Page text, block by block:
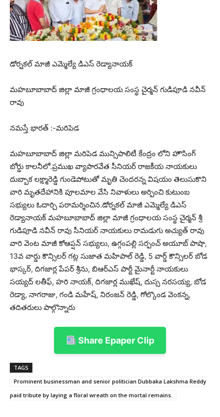
డోర్నకల్ మాజీ ఎమ్మెల్యే డిఎస్ రెడ్యానాయక్
మహబూబాబాద్ జిల్లా మాజీ గ్రంధాలయ సంస్థ చైర్మన్ గుడిపూడి నవీన్
రావు
నమస్తే భారత్ :-మరిపెడ
మహబూబాబాద్ జిల్లా మరిపెడ మున్సిపాలిటీ కేంద్రం లోని హౌసింగ్
బోర్డు కాలనీలో.ప్రముఖ వ్యాపారవేత సీనియర్ రాజకీయ నాయకులు
దుబ్బాక లక్ష్మారెడ్డి గుండెపోటుతో మృతి చెందరన్న విషయం తెలుసుకొని
వారి మృతదేహానికి పూలమాల వేసి నివాళులు అర్పించి కుటుంబ
సభ్యులు ఓదార్చి పరామర్శించిన.డోర్నకల్ మాజీ ఎమ్మెల్యే డిఎస్
రెడ్యానాయక్ మహబూబాబాద్ జిల్లా మాజీ గ్రంధాలయ సంస్థ చైర్మన్ శ్రీ
గుడిపూడి నవీన్ రావు సీనియర్ నాయకులు రామడుగు అచ్యుత్ రావు
వారి వెంట మాజీ కోఆప్షన్ సభ్యులు, ఉగ్గంపల్లి సర్పంచ్ అయూబ్ పాషా,
13వ వార్డు కౌన్సిలర్ గట్ల సుజాత మహిపాల్ రెడ్డి, 5 వార్డ్ కౌన్సిలర్ బోడ
భాస్కర్, దిగజార్ల పేపర్ శ్రీను, బిఆర్ఎస్ పార్టీ మైనార్టీ నాయకులు
సయ్యద్ లతీఫ్, హరి నాయక్, దిగజార్ల ముఖేష్, దుస్స నరసయ్య, బోడ
రెడ్యా, నాగరాజు, గండి మహేష్, నిరంజన్ రెడ్డి, గోల్కొండ వెంకన్న,
తదితరులు పాల్గొన్నారు
Share Epaper Clip
TAGS
Prominent businessman and senior politician Dubbaka Lakshma Reddy
paid tribute by laying a floral wreath on the mortal remains.